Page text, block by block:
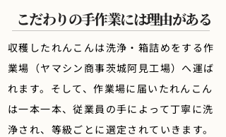
こだわりの手作業には理由がある
収穫したれんこんは洗浄・箱詰めをする作
業場（ヤマシン商事茨城阿見工場）へ運ば
れます。​そして、作業場に届いたれんこん
は一本一本、従業員の手によって丁寧に洗
浄され、等級ごとに選定されていきます。